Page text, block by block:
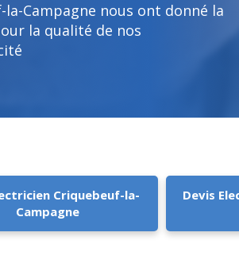
Campagne nous ont donné la
la qualité de nos
Criquebeuf-la-
Campagne
Devis